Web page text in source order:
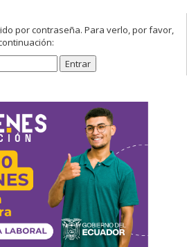
por contraseña. Para verlo, por favor,